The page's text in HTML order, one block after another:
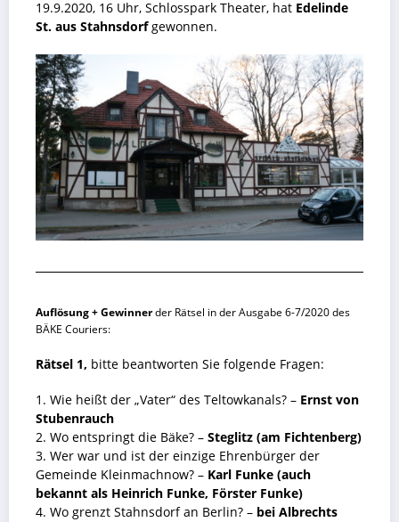
19.9.2020, 16 Uhr, Schlosspark Theater, hat Edelinde
St. aus Stahnsdorfgewonnen.
Auflösung + Gewinnerder Rätsel in der Ausgabe 6-7/2020 des
BÄKE Couriers:
Rätsel 1, bitte beantworten Sie folgende Fragen:
1. Wie heißt der „Vater“ des Teltowkanals? – Ernst von
Stubenrauch
2. Wo entspringt die Bäke? – Steglitz (am Fichtenberg)
3. Wer war und ist der einzige Ehrenbürger der
Gemeinde Kleinmachnow? – Karl Funke (auch
bekannt als Heinrich Funke, Förster Funke)
4. Wo grenzt Stahnsdorf an Berlin? – bei Albrechts